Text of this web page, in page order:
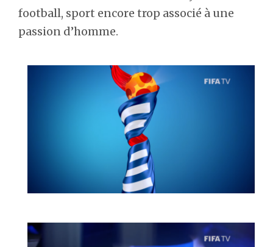
football, sport encore trop associé à une
passion d’homme.